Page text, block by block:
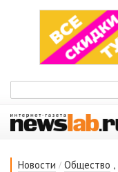
Новости / Общество ,